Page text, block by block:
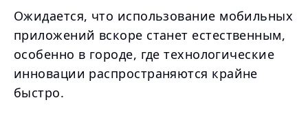
Ожидается, что использование мобильных
приложений вскоре станет естественным,
особенно в городе, где технологические
инновации распространяются крайне
быстро.